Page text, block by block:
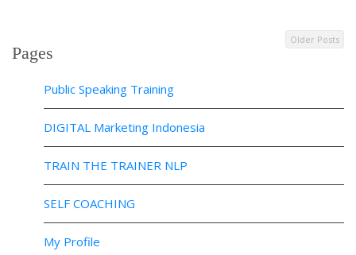
Older Posts
Pages
Public Speaking Training
DIGITAL Marketing Indonesia
TRAIN THE TRAINER NLP
SELF COACHING
My Profile